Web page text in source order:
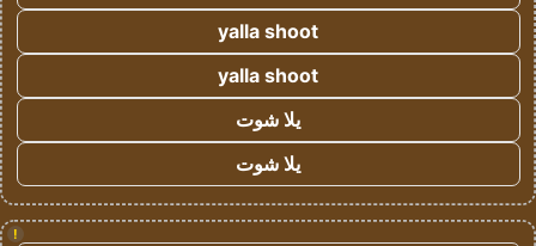
yalla shoot
yalla shoot
يلا شوت
يلا شوت
!